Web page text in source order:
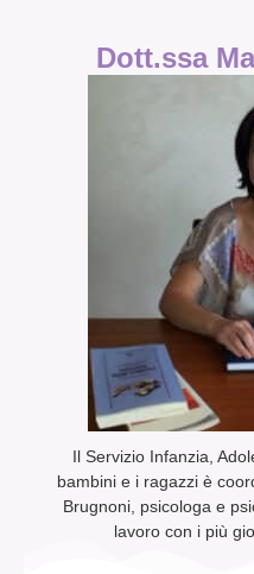
Dott.ssa
Il Servizio Infanzia,
bambini e i ragazzi è
Brugnoni, psicologa e
lavoro con i più